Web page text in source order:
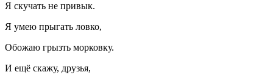
Я скучать не привык.
Я умею прыгать ловко,
Обожаю грызть морковку.
И ещё скажу, друзья,